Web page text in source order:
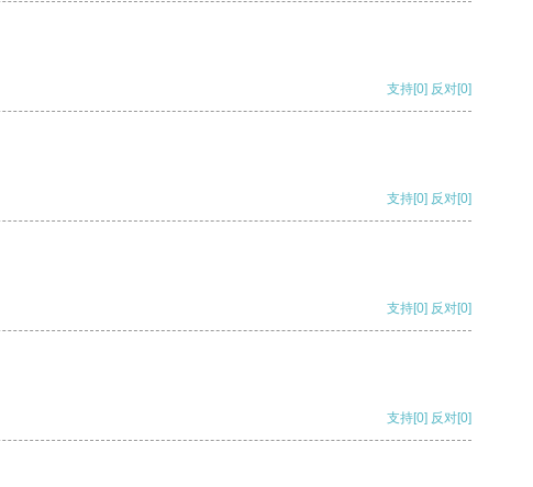
支持[0] 反对[0]
支持[0] 反对[0]
支持[0] 反对[0]
支持[0] 反对[0]